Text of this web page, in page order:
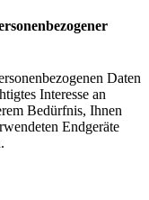
Daten
Interesse an
Bedürfnis, Ihnen
Endgeräte